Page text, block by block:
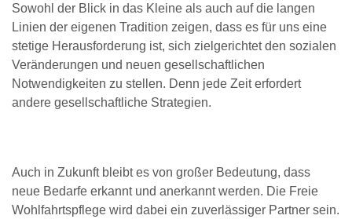
Sowohl der Blick in das Kleine als auch auf die langen
Linien der eigenen Tradition zeigen, dass es für uns eine
stetige Herausforderung ist, sich zielgerichtet den sozialen
Veränderungen und neuen gesellschaftlichen
Notwendigkeiten zu stellen. Denn jede Zeit erfordert
andere gesellschaftliche Strategien.
Auch in Zukunft bleibt es von großer Bedeutung, dass
neue Bedarfe erkannt und anerkannt werden. Die Freie
Wohlfahrtspflege wird dabei ein zuverlässiger Partner sein.